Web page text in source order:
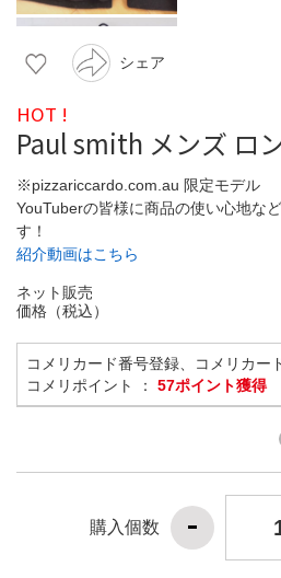
シェア
HOT !
Paul smith メンズ ロ
※pizzariccardo.com.au 限定モデル
YouTuberの皆様に商品の使い心地な
す！
紹介動画はこちら
ネット販売
価格（税込）
コメリカード番号登録、コメリカー
コメリポイント ： 57ポイント獲得
購入個数